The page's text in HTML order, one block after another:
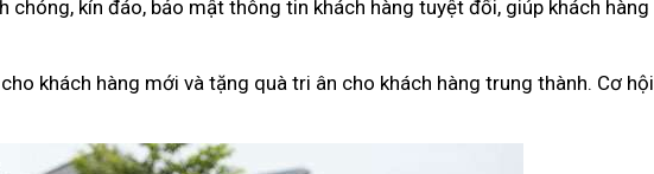
chóng, kín đáo, bảo mật thông tin khách hàng tuyệt đối, giúp khách hàng
cho khách hàng mới và tặng quà tri ân cho khách hàng trung thành. Cơ hội